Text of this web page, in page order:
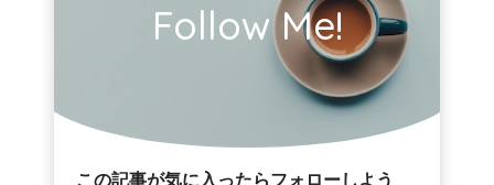
Follow Me!
この記事が気に入ったらフォローしよう